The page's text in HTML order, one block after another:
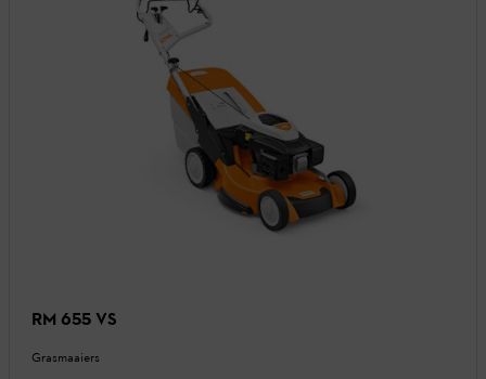
RM 655 VS
Grasmaaiers